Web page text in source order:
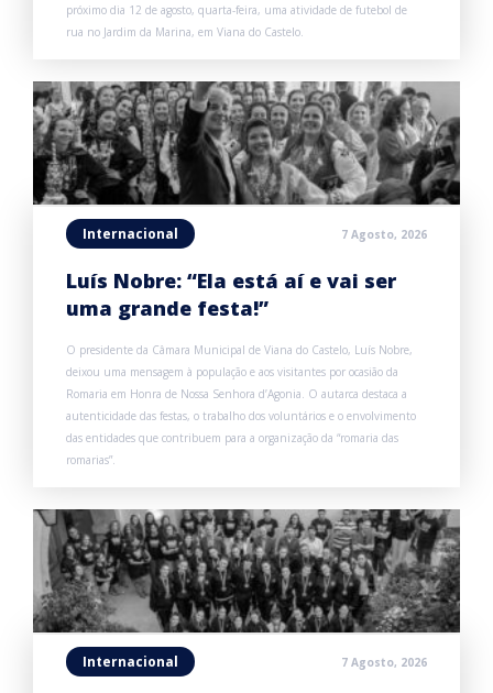
próximo dia 12 de agosto, quarta-feira, uma atividade de futebol de
rua no Jardim da Marina, em Viana do Castelo.
Internacional 7 Agosto, 2026
Luís Nobre: “Ela está aí e vai ser
uma grande festa!”
O presidente da Câmara Municipal de Viana do Castelo, Luís Nobre,
deixou uma mensagem à população e aos visitantes por ocasião da
Romaria em Honra de Nossa Senhora d’Agonia. O autarca destaca a
autenticidade das festas, o trabalho dos voluntários e o envolvimento
das entidades que contribuem para a organização da “romaria das
romarias”.
Internacional 7 Agosto, 2026